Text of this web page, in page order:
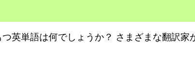
英単語は何でしょうか？ さまざまな翻訳